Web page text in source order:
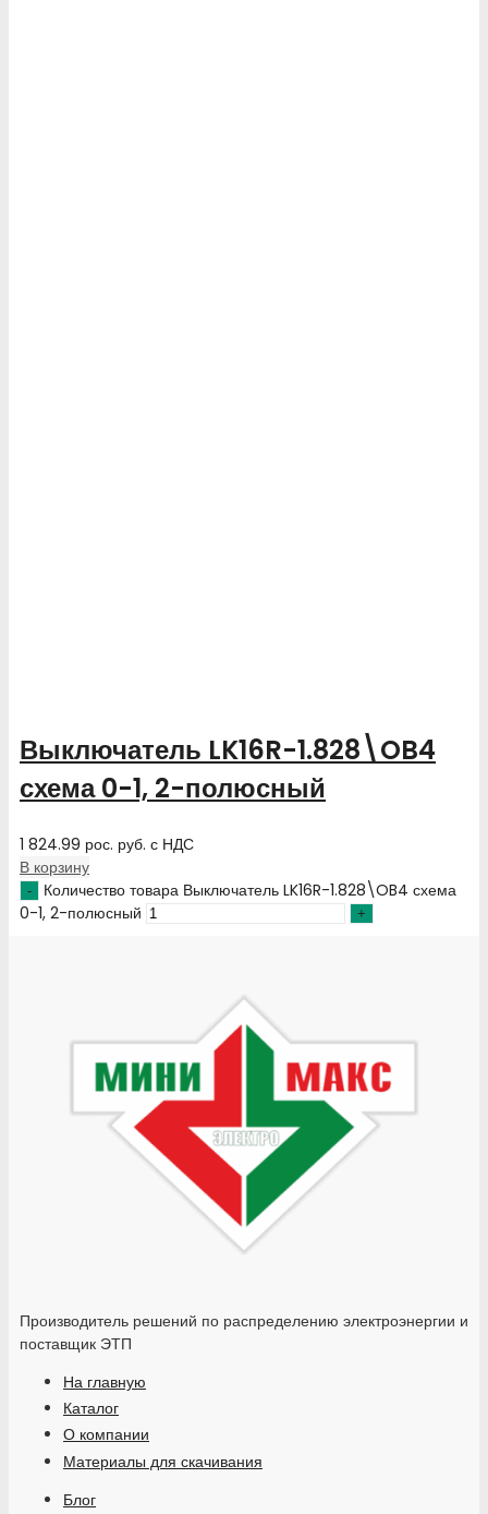
Выключатель LK16R-1.828\OB4
схема 0-1, 2-полюсный
1 824.99 рос. руб. с НДС
В корзину
Количество товара Выключатель LK16R-1.828\OB4 схема
0-1, 2-полюсный
Производитель решений по распределению электроэнергии и
поставщик ЭТП
На главную
Каталог
О компании
Материалы для скачивания
Блог